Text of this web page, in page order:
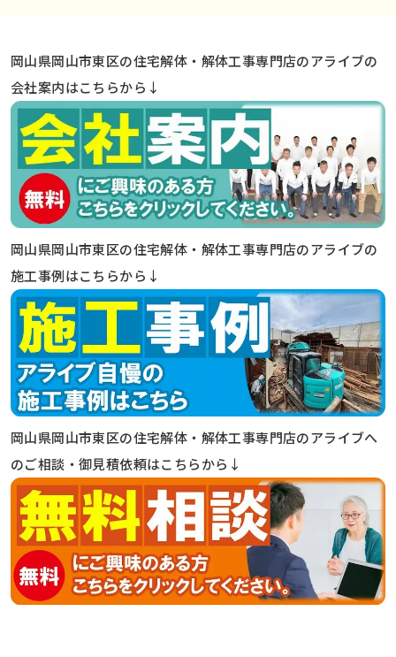
岡山県岡山市東区の住宅解体・解体工事専門店のアライブの
会社案内はこちらから↓
岡山県岡山市東区の住宅解体・解体工事専門店のアライブの
施工事例はこちらから↓
岡山県岡山市東区の住宅解体・解体工事専門店のアライブへ
のご相談・御見積依頼はこちらから↓